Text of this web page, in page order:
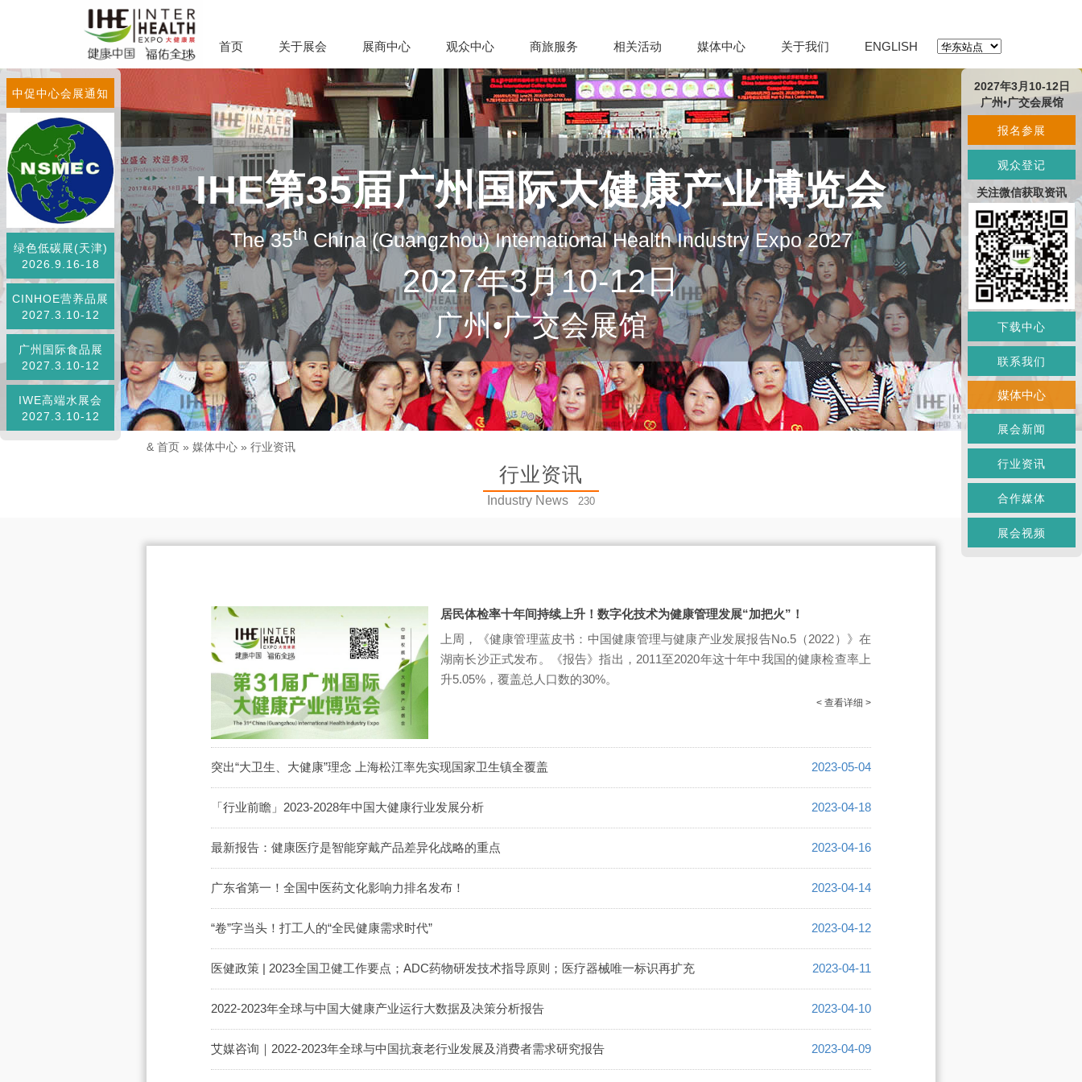
首页 关于展会 展商中心 观众中心 商旅服务 相关活动 媒体中心 关于我们 ENGLISH
IHE第35届广州国际大健康产业博览会
The 35thChina (Guangzhou) International Health Industry Expo 2027
2027年3月10-12日
广州•广交会展馆
中促中心会展通知
绿色低碳展(天津)
2026.9.16-18
CINHOE营养品展
2027.3.10-12
广州国际食品展
2027.3.10-12
IWE高端水展会
2027.3.10-12
& 首页 » 媒体中心 » 行业资讯
行业资讯
Industry News 230
居民体检率十年间持续上升！数字化技术为健康管理发展“加把火”！
上周，《健康管理蓝皮书：中国健康管理与健康产业发展报告No.5（2022）》在
湖南长沙正式发布。《报告》指出，2011至2020年这十年中我国的健康检查率上
升5.05%，覆盖总人口数的30%。
< 查看详细 >
突出“大卫生、大健康”理念 上海松江率先实现国家卫生镇全覆盖 2023-05-04
「行业前瞻」2023-2028年中国大健康行业发展分析 2023-04-18
最新报告：健康医疗是智能穿戴产品差异化战略的重点 2023-04-16
广东省第一！全国中医药文化影响力排名发布！ 2023-04-14
“卷”字当头！打工人的“全民健康需求时代” 2023-04-12
医健政策 | 2023全国卫健工作要点；ADC药物研发技术指导原则；医疗器械唯一标识再扩充 2023-04-11
2022-2023年全球与中国大健康产业运行大数据及决策分析报告 2023-04-10
艾媒咨询｜2022-2023年全球与中国抗衰老行业发展及消费者需求研究报告 2023-04-09
2027年3月10-12日
广州•广交会展馆
报名参展
观众登记
关注微信获取资讯
下载中心
联系我们
媒体中心
展会新闻
行业资讯
合作媒体
展会视频